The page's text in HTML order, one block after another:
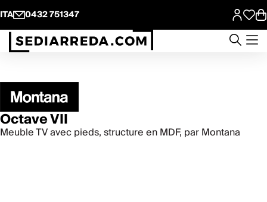
ITA 0432 751347
Octave VII
Meuble TV avec pieds, structure en MDF, par Montana